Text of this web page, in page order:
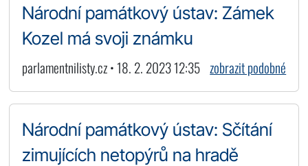
Národní památkový ústav: Zámek
Kozel má svoji známku
parlamentnilisty.cz • 18. 2. 2023 12:35 zobrazit podobné
Národní památkový ústav: Sčítání
zimujících netopýrů na hradě